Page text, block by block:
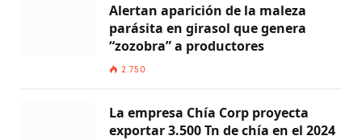
Alertan aparición de la maleza
parásita en girasol que genera
“zozobra” a productores
2.750
La empresa Chía Corp proyecta
exportar 3.500 Tn de chía en el 2024